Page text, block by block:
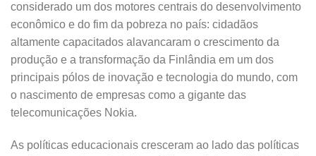
considerado um dos motores centrais do desenvolvimento
econômico e do fim da pobreza no país: cidadãos
altamente capacitados alavancaram o crescimento da
produção e a transformação da Finlândia em um dos
principais pólos de inovação e tecnologia do mundo, com
o nascimento de empresas como a gigante das
telecomunicações Nokia.
As políticas educacionais cresceram ao lado das políticas